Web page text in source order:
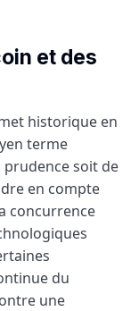
et des
historique en
terme
soit de
en compte
concurrence
du
une